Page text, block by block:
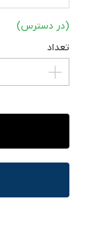
(در دسترس)
تعداد